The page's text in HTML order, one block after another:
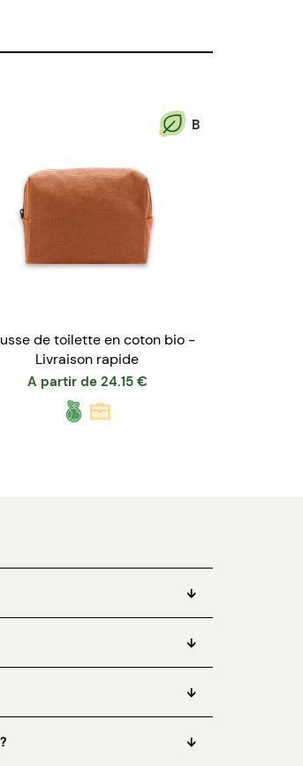
B
de toilette en coton bio -
Livraison rapide
A partir de 24.15 €